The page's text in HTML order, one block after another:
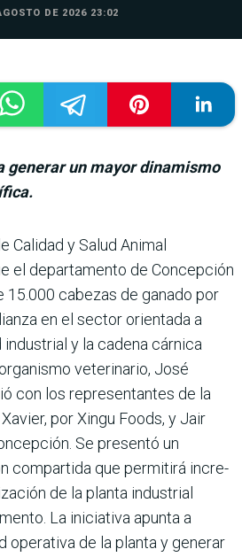
DE 2026 23:02
generar un mayor dinamismo
Cali­dad y Salud Animal
el departamento de Concepción
15.000 cabezas de ganado por
en el sector orientada a
y la cadena cárnica
veterinario, José
con los representantes de la
por Xingu Foods, y Jair
Se presentó un
com­partida que permitirá incre­
de la planta industrial
La iniciativa apunta a
operativa de la planta y generar